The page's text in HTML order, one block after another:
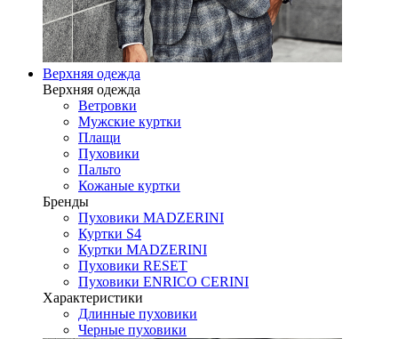
Верхняя одежда
Верхняя одежда
Ветровки
Мужские куртки
Плащи
Пуховики
Пальто
Кожаные куртки
Бренды
Пуховики MADZERINI
Куртки S4
Куртки MADZERINI
Пуховики RESET
Пуховики ENRICO CERINI
Характеристики
Длинные пуховики
Черные пуховики